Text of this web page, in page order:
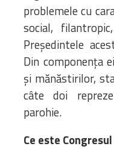
problemele cu
social,
Președintele
Din componența
și mănăstirilor,
câte doi
parohie.
Ce este